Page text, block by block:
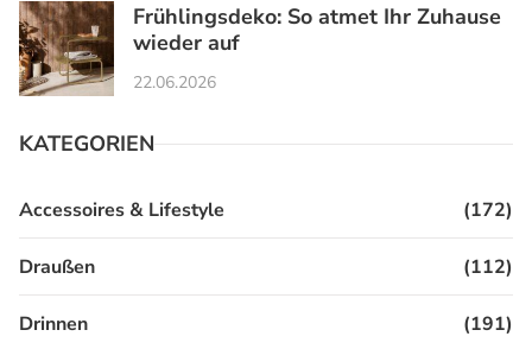
Frühlingsdeko: So atmet Ihr Zuhause
wieder auf
22.06.2026
KATEGORIEN
Accessoires & Lifestyle (172)
Draußen (112)
Drinnen (191)